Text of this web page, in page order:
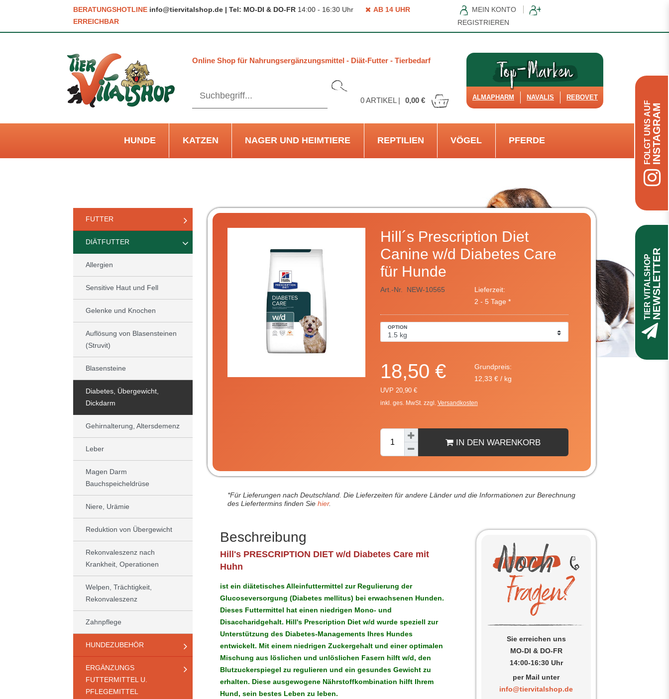
BERATUNGSHOTLINE info@tiervitalshop.de | Tel: MO-DI & DO-FR 14:00 - 16:30 Uhr
AB 14 UHR
ERREICHBAR
MEIN KONTO
REGISTRIEREN
Online Shop für Nahrungsergänzungsmittel - Diät-Futter - Tierbedarf
0ARTIKEL | 0,00 € ALMAPHARM NAVALIS REBOVET
HUNDE KATZEN NAGER UND HEIMTIERE REPTILIEN VÖGEL PFERDE
FUTTER
DIÄTFUTTER
Allergien
Sensitive Haut und Fell
Gelenke und Knochen
Auflösung von Blasensteinen
(Struvit)
Blasensteine
Diabetes, Übergewicht,
Dickdarm
Gehirnalterung, Altersdemenz
Leber
Magen Darm
Bauchspeicheldrüse
Niere, Urämie
Reduktion von Übergewicht
Rekonvaleszenz nach
Krankheit, Operationen
Welpen, Trächtigkeit,
Rekonvaleszenz
Zahnpflege
HUNDEZUBEHÖR
ERGÄNZUNGS
FUTTERMITTEL U.
PFLEGEMITTEL
Hill´s Prescription Diet
Canine w/d Diabetes Care
für Hunde
Art.-Nr. NEW-10565
Lieferzeit:
2 - 5 Tage *
OPTION
18,50 €
UVP 20,90 €
Grundpreis:
12,33 € / kg
inkl. ges. MwSt. zzgl. Versandkosten
IN DEN WARENKORB
*Für Lieferungen nach Deutschland. Die Lieferzeiten für andere Länder und die Informationen zur Berechnung
des Liefertermins finden Sie hier.
Sie erreichen uns
MO-DI & DO-FR
14:00-16:30 Uhr
per Mail unter
info@tiervitalshop.de
Beschreibung
Hill's PRESCRIPTION DIET w/d Diabetes Care mit
Huhn
ist ein diätetisches Alleinfuttermittel zur Regulierung der
Glucoseversorgung (Diabetes mellitus) bei erwachsenen Hunden.
Dieses Futtermittel hat einen niedrigen Mono- und
Disaccharidgehalt. Hill's Prescription Diet w/d wurde speziell zur
Unterstützung des Diabetes-Managements Ihres Hundes
entwickelt. Mit einem niedrigen Zuckergehalt und einer optimalen
Mischung aus löslichen und unlöslichen Fasern hilft w/d, den
Blutzuckerspiegel zu regulieren und ein gesundes Gewicht zu
erhalten. Diese ausgewogene Nährstoffkombination hilft Ihrem
Hund, sein bestes Leben zu leben.
FOLGT UNS AUFINSTAGRAM
TIER VITALSHOPNEWSLETTER